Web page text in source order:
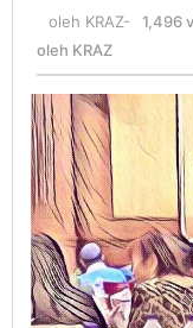
oleh KRAZ-
1,496
oleh KRAZ